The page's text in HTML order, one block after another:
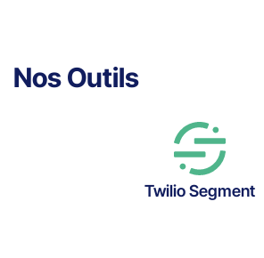
Nos Outils
Twilio Segment